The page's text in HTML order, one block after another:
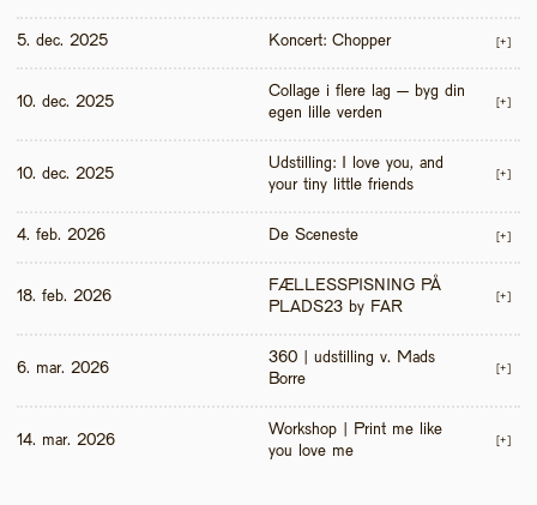
5. dec. 2025 Koncert: Chopper [+]
10. dec. 2025
Collage i flere lag – byg din
egen lille verden
[+]
10. dec. 2025
Udstilling: I love you, and
your tiny little friends
[+]
4. feb. 2026 De Sceneste [+]
18. feb. 2026
FÆLLESSPISNING PÅ
PLADS23 by FAR
[+]
6. mar. 2026
360 | udstilling v. Mads
Borre
[+]
14. mar. 2026
Workshop | Print me like
you love me
[+]